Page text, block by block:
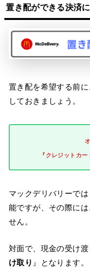
置き配ができる決済
置き配を希望する前
しておきましょう。
『クレジットカ
マックデリバリーで
能ですが、その際に
せん。
対面で、現金の受け
け取り 』となります。